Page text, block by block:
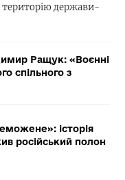
територію держави-
Ращук: «Воєнні
спільного з
історія
російський полон